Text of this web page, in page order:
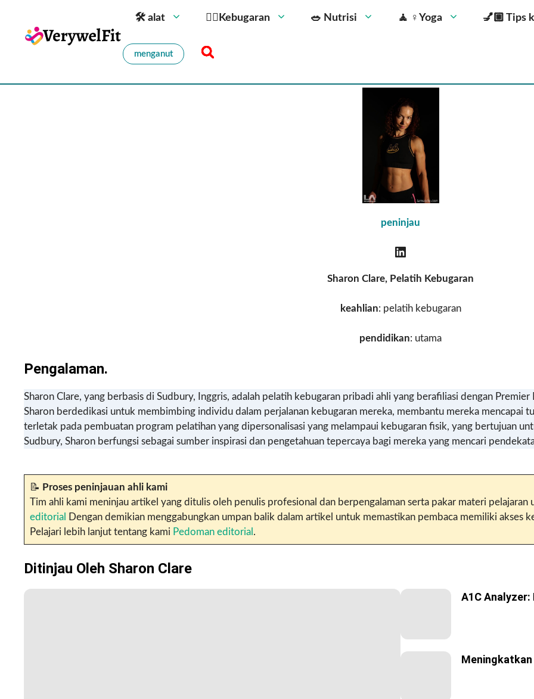
🛠 alat 🏋️‍♀️Kebugaran 🥗 Nutrisi 🧘 ‍♀️Yoga 💅🏼 Tips
menganut
peninjau
Sharon Clare, Pelatih Kebugaran
keahlian: pelatih kebugaran
pendidikan: utama
Pengalaman.
Sharon Clare, yang berbasis di Sudbury, Inggris, adalah pelatih kebugaran pribadi ahli yang berafiliasi dengan
Sharon berdedikasi untuk membimbing individu dalam perjalanan kebugaran mereka, membantu mereka mencapai
terletak pada pembuatan program pelatihan yang dipersonalisasi yang melampaui kebugaran fisik, yang bertujuan
Sudbury, Sharon berfungsi sebagai sumber inspirasi dan pengetahuan tepercaya bagi mereka yang mencari
📝 Proses peninjauan ahli kami
Tim ahli kami meninjau artikel yang ditulis oleh penulis profesional dan berpengalaman serta pakar materi pelajaran
editorial
Dengan demikian menggabungkan umpan balik dalam artikel untuk memastikan pembaca memiliki akses
Pelajari lebih lanjut tentang kami Pedoman editorial .
Ditinjau Oleh Sharon Clare
A1C
Meningkatkan